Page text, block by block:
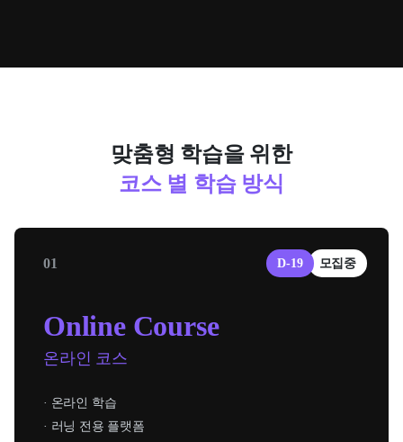
맞춤형 학습을 위한
코스 별 학습 방식
01 모집중
D-19
Online Course
온라인 코스
· 온라인 학습
· 러닝 전용 플랫폼